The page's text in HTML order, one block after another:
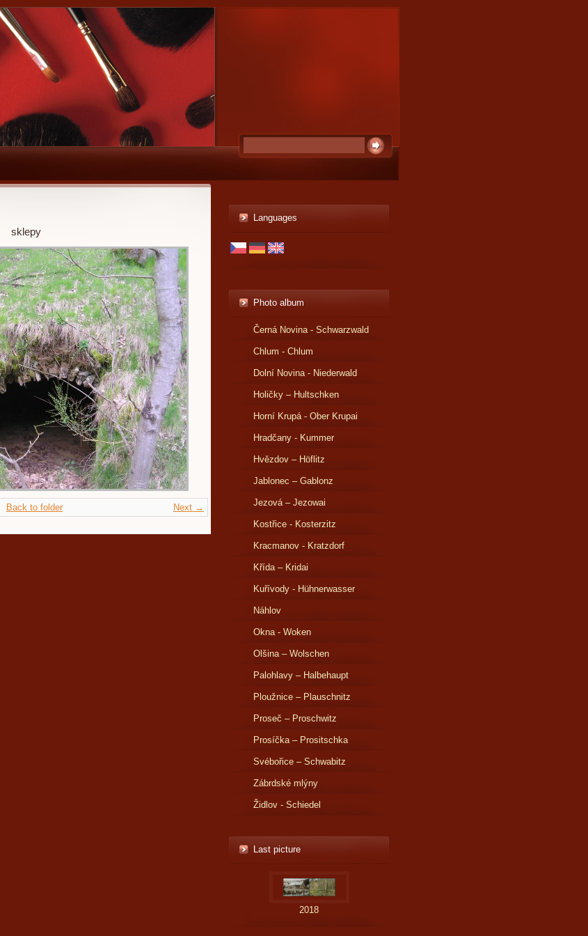
sklepy
Next →
Back to folder
Languages
Photo album
Černá Novina - Schwarzwald
Chlum - Chlum
Dolní Novina - Niederwald
Holičky – Hultschken
Horní Krupá - Ober Krupai
Hradčany - Kummer
Hvězdov – Höflitz
Jablonec – Gablonz
Jezová – Jezowai
Kostřice - Kosterzitz
Kracmanov - Kratzdorf
Křída – Kridai
Kuřívody - Hühnerwasser
Náhlov
Okna - Woken
Olšina – Wolschen
Palohlavy – Halbehaupt
Ploužnice – Plauschnitz
Proseč – Proschwitz
Prosíčka – Prositschka
Svébořice – Schwabitz
Zábrdské mlýny
Židlov - Schiedel
Last picture
2018